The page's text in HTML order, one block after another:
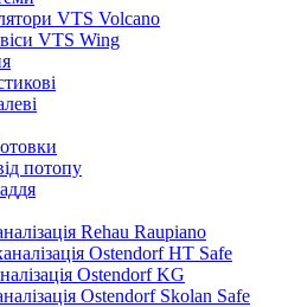
VTS Volcano
VTS Wing
потопу
Rehau Raupiano
Ostendorf HT Safe
Ostendorf KG
Ostendorf Skolan Safe